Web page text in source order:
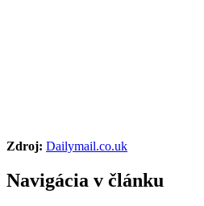
Zdroj: Dailymail.co.uk
Navigácia v článku